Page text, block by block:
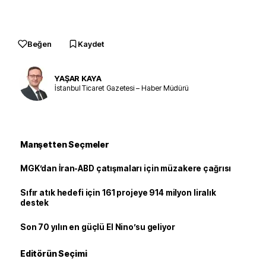
Beğen Kaydet
YAŞAR KAYA
İstanbul Ticaret Gazetesi – Haber Müdürü
Manşetten Seçmeler
MGK’dan İran-ABD çatışmaları için müzakere çağrısı
Sıfır atık hedefi için 161 projeye 914 milyon liralık
destek
Son 70 yılın en güçlü El Nino’su geliyor
Editörün Seçimi